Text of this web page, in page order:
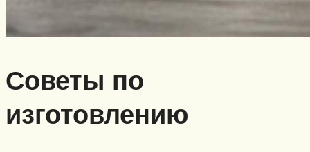
Советы по
изготовлению